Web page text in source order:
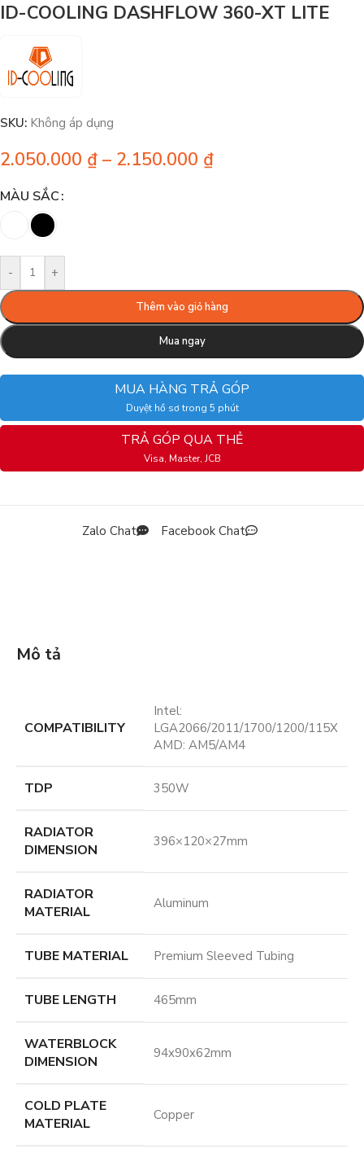
ID-COOLING DASHFLOW 360-XT LITE
SKU: Không áp dụng
2.050.000 ₫ – 2.150.000 ₫
MÀU SẮC
- +
Thêm vào giỏ hàng
Mua ngay
MUA HÀNG TRẢ GÓP
Duyệt hồ sơ trong 5 phút
TRẢ GÓP QUA THẺ
Visa, Master, JCB
Zalo Chat Facebook Chat
Mô tả
COMPATIBILITY
Intel:
LGA2066/2011/1700/1200/115X
AMD: AM5/AM4
TDP 350W
RADIATOR
DIMENSION
396×120×27mm
RADIATOR
MATERIAL
Aluminum
TUBE MATERIAL Premium Sleeved Tubing
TUBE LENGTH 465mm
WATERBLOCK
DIMENSION
94x90x62mm
COLD PLATE
MATERIAL
Copper